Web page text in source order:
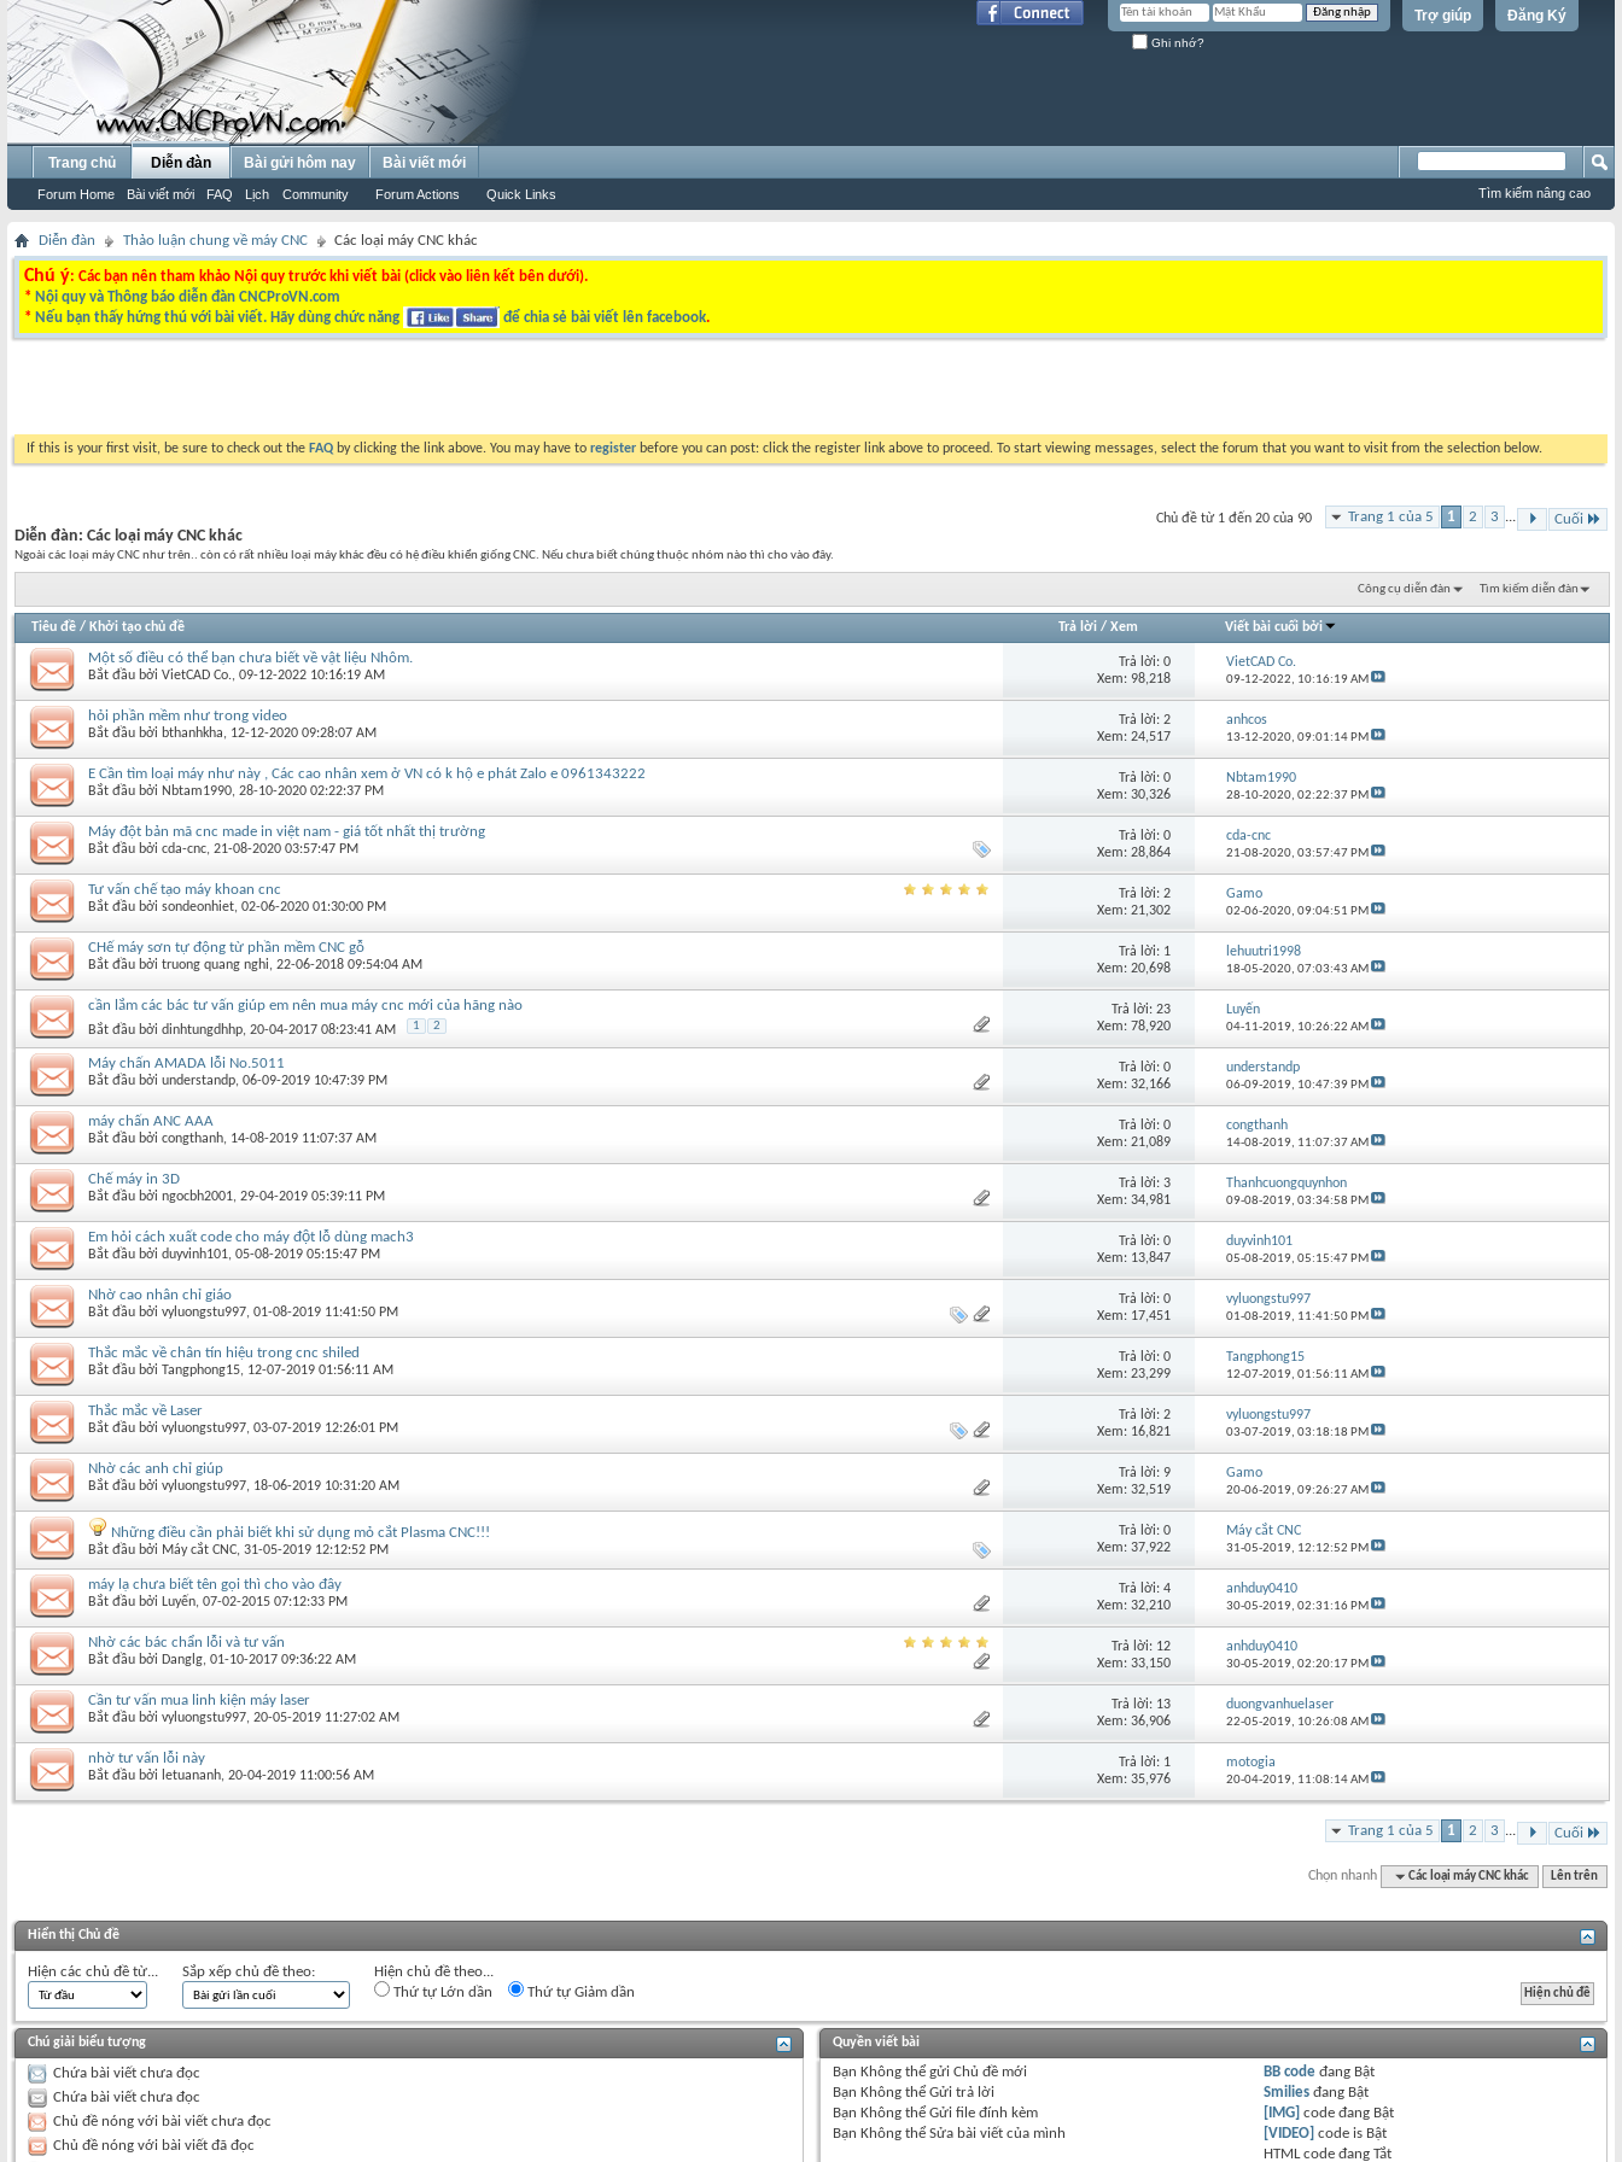
Đăng Ký
Trợ giúp
Ghi nhớ?
Trang chủ Diễn đàn
Forum Home Bài viết mới FAQ Lịch Community Forum Actions Quick Links
Bài gửi hôm nay Bài viết mới
Tìm kiếm nâng cao
Diễn đàn Thảo luận chung về máy CNC Các loại máy CNC khác
Chú ý: Các bạn nên tham khảo Nội quy trước khi viết bài (click vào liên kết bên dưới).
* Nội quy và Thông báo diễn đàn CNCProVN.com
* Nếu bạn thấy hứng thú với bài viết. Hãy dùng chức năng để chia sẻ bài viết lên facebook.
If this is your first visit, be sure to check out the FAQ by clicking the link above. You may have to register before you can post: click the register link above to proceed. To start viewing messages, select the forum that you want to visit from the selection below.
Trang 1 của 5 1 2 3 ... Cuối
Chủ đề từ 1 đến 20 của 90
Diễn đàn: Các loại máy CNC khác
Ngoài các loại máy CNC như trên.. còn có rất nhiều loại máy khác đều có hệ điều khiển giống CNC. Nếu chưa biết chúng thuộc nhóm nào thì cho vào đây.
Công cụ diễn đàn Tìm kiếm diễn đàn
Tiêu đề / Khởi tạo chủ đề Trả lời/ Xem Viết bài cuối bởi
Một số điều có thể bạn chưa biết về vật liệu Nhôm.
Bắt đầu bởi VietCAD Co.‎, 09-12-2022 10:16:19 AM
Trả lời: 0
Xem: 98,218
VietCAD Co.
09-12-2022, 10:16:19 AM
hỏi phần mềm như trong video
Bắt đầu bởi bthanhkha‎, 12-12-2020 09:28:07 AM
Trả lời: 2
Xem: 24,517
anhcos
13-12-2020,09:01:14 PM
E Cần tìm loại máy như này , Các cao nhân xem ở VN có k hộ e phát Zalo e 0961343222
Bắt đầu bởi Nbtam1990‎, 28-10-2020 02:22:37 PM
Trả lời: 0
Xem: 30,326
Nbtam1990
28-10-2020,02:22:37 PM
Máy đột bản mã cnc made in việt nam - giá tốt nhất thị trường
Bắt đầu bởi cda-cnc‎, 21-08-2020 03:57:47 PM
Trả lời: 0
Xem: 28,864
cda-cnc
21-08-2020,03:57:47 PM
Tư vấn chế tạo máy khoan cnc
Bắt đầu bởi sondeonhiet‎, 02-06-2020 01:30:00 PM
Trả lời: 2
Xem: 21,302
Gamo
02-06-2020,09:04:51 PM
CHế máy sơn tự động từ phần mềm CNC gỗ
Bắt đầu bởi truong quang nghi‎, 22-06-2018 09:54:04 AM
Trả lời: 1
Xem: 20,698
lehuutri1998
18-05-2020,07:03:43 AM
cần lắm các bác tư vấn giúp em nên mua máy cnc mới của hãng nào
Bắt đầu bởi dinhtungdhhp‎, 20-04-2017 08:23:41 AM 1 2
Trả lời: 23
Xem: 78,920
Luyến
04-11-2019, 10:26:22 AM
Máy chấn AMADA lỗi No.5011
Bắt đầu bởi understandp‎, 06-09-2019 10:47:39 PM
Trả lời: 0
Xem: 32,166
understandp
06-09-2019, 10:47:39 PM
máy chấn ANC AAA
Bắt đầu bởi congthanh‎, 14-08-2019 11:07:37 AM
Trả lời: 0
Xem: 21,089
congthanh
14-08-2019, 11:07:37 AM
Chế máy in 3D
Bắt đầu bởi ngocbh2001‎, 29-04-2019 05:39:11 PM
Trả lời: 3
Xem: 34,981
Thanhcuongquynhon
09-08-2019,03:34:58 PM
Em hỏi cách xuất code cho máy đột lỗ dùng mach3
Bắt đầu bởi duyvinh101‎, 05-08-2019 05:15:47 PM
Trả lời: 0
Xem: 13,847
duyvinh101
05-08-2019,05:15:47 PM
Nhờ cao nhân chỉ giáo
Bắt đầu bởi vyluongstu997‎, 01-08-2019 11:41:50 PM
Trả lời: 0
Xem: 17,451
vyluongstu997
01-08-2019, 11:41:50 PM
Thắc mắc về chân tín hiệu trong cnc shiled
Bắt đầu bởi Tangphong15‎, 12-07-2019 01:56:11 AM
Trả lời: 0
Xem: 23,299
Tangphong15
12-07-2019,01:56:11 AM
Thắc mắc về Laser
Bắt đầu bởi vyluongstu997‎, 03-07-2019 12:26:01 PM
Trả lời: 2
Xem: 16,821
vyluongstu997
03-07-2019,03:18:18 PM
Nhờ các anh chỉ giúp
Bắt đầu bởi vyluongstu997‎, 18-06-2019 10:31:20 AM
Trả lời: 9
Xem: 32,519
Gamo
20-06-2019,09:26:27 AM
Những điều cần phải biết khi sử dụng mỏ cắt Plasma CNC!!!
Bắt đầu bởi Máy cắt CNC‎, 31-05-2019 12:12:52 PM
Trả lời: 0
Xem: 37,922
Máy cắt CNC
31-05-2019, 12:12:52 PM
máy lạ chưa biết tên gọi thì cho vào đây
Bắt đầu bởi Luyến‎, 07-02-2015 07:12:33 PM
Trả lời: 4
Xem: 32,210
anhduy0410
30-05-2019,02:31:16 PM
Nhờ các bác chẩn lỗi và tư vấn
Bắt đầu bởi Danglg‎, 01-10-2017 09:36:22 AM
Trả lời: 12
Xem: 33,150
anhduy0410
30-05-2019,02:20:17 PM
Cần tư vấn mua linh kiện máy laser
Bắt đầu bởi vyluongstu997‎, 20-05-2019 11:27:02 AM
Trả lời: 13
Xem: 36,906
duongvanhuelaser
22-05-2019, 10:26:08 AM
nhờ tư vấn lỗi này
Bắt đầu bởi letuananh‎, 20-04-2019 11:00:56 AM
Trả lời: 1
Xem: 35,976
motogia
20-04-2019, 11:08:14 AM
Trang 1 của 5 1 2 3 ... Cuối
Chọn nhanh Các loại máy CNC khác Lên trên
Hiển thị Chủ đề
Hiện các chủ đề từ... Sắp xếp chủ đề theo:
Hiện chủ đề theo...
Thứ tự Lớn dần
Thứ tự Giảm dần
Chú giải biểu tượng
Chứa bài viết chưa đọc
Chứa bài viết chưa đọc
Chủ đề nóng với bài viết chưa đọc
Chủ đề nóng với bài viết đã đọc
Quyền viết bài
Bạn Không thểgửi Chủ đề mới
Bạn Không thểGửi trả lời
Bạn Không thểGửi file đính kèm
Bạn Không thểSửa bài viết của mình
BB code đang Bật
Smilies đang Bật
[IMG] code đang Bật
[VIDEO] code is Bật
HTML code đangTắt